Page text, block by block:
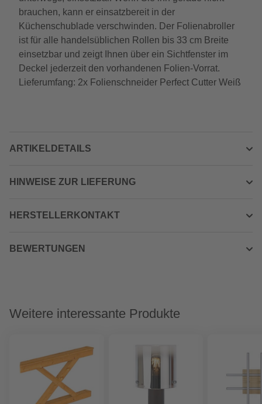
brauchen, kann er einsatzbereit in der
Küchenschublade verschwinden. Der Folienabroller
ist für alle handelsüblichen Rollen bis 33 cm Breite
einsetzbar und zeigt Ihnen über ein Sichtfenster im
Deckel jederzeit den vorhandenen Folien-Vorrat.
Lieferumfang: 2x Folienschneider Perfect Cutter Weiß
ARTIKELDETAILS
HINWEISE ZUR LIEFERUNG
HERSTELLERKONTAKT
BEWERTUNGEN
Weitere interessante Produkte